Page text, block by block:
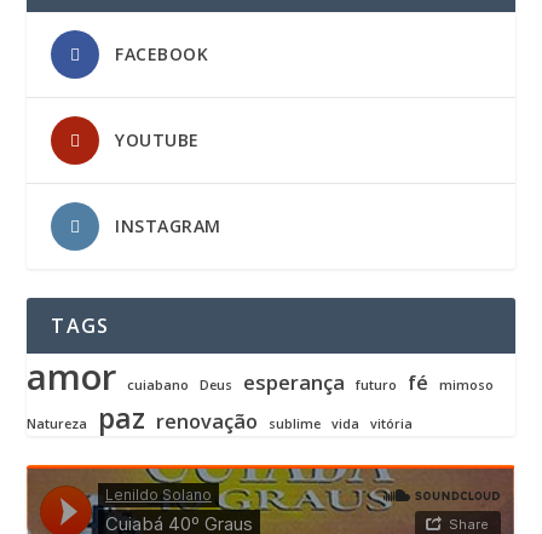
FACEBOOK
YOUTUBE
INSTAGRAM
TAGS
amor cuiabano Deus esperança futuro fé mimoso
Natureza paz renovação sublime vida vitória